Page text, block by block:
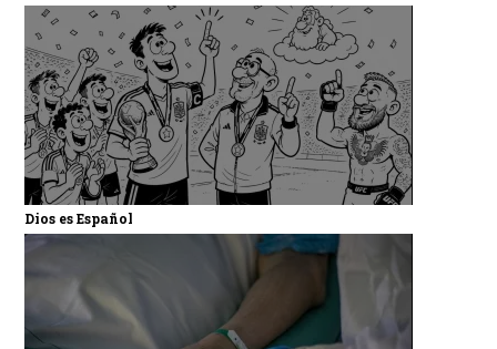
Dios es Español